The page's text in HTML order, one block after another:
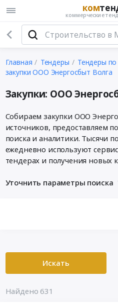
ком
коммерческие
Главная Тендеры Тендеры
закупки ООО Энергосбыт Волга
Закупки: ООО
Собираем закупки ООО
источников, предоставляем
поиска и аналитики. Тысячи
ежедневно используют
тендерах и получения новых
Уточнить параметры поиска
Искать
Найдено 631